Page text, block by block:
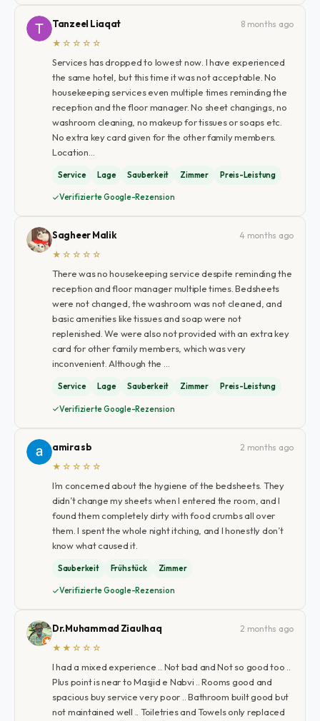
Tanzeel Liaqat
8 months ago
★☆☆☆☆
Services has dropped to lowest now. I have experienced
the same hotel, but this time it was not acceptable. No
housekeeping services even multiple times reminding the
reception and the floor manager. No sheet changings, no
washroom cleaning, no makeup for tissues or soaps etc.
No extra key card given for the other family members.
Location…
Service Lage Sauberkeit Zimmer Preis-Leistung
Verifizierte Google-Rezension
Sagheer Malik
4 months ago
★☆☆☆☆
There was no housekeeping service despite reminding the
reception and floor manager multiple times. Bedsheets
were not changed, the washroom was not cleaned, and
basic amenities like tissues and soap were not
replenished. We were also not provided with an extra key
card for other family members, which was very
inconvenient. Although the …
Service Lage Sauberkeit Zimmer Preis-Leistung
Verifizierte Google-Rezension
amira sb
2 months ago
★☆☆☆☆
I’m concerned about the hygiene of the bedsheets. They
didn’t change my sheets when I entered the room, and I
found them completely dirty with food crumbs all over
them. I spent the whole night itching, and I honestly don’t
know what caused it.
Sauberkeit Frühstück Zimmer
Verifizierte Google-Rezension
Dr.Muhammad Ziaulhaq
2 months ago
★★☆☆☆
I had a mixed experience .. Not bad and Not so good too ..
Plus point is near to Masjid e Nabvi .. Rooms good and
spacious buy service very poor .. Bathroom built good but
not maintained well .. Toiletries and Towels only replaced